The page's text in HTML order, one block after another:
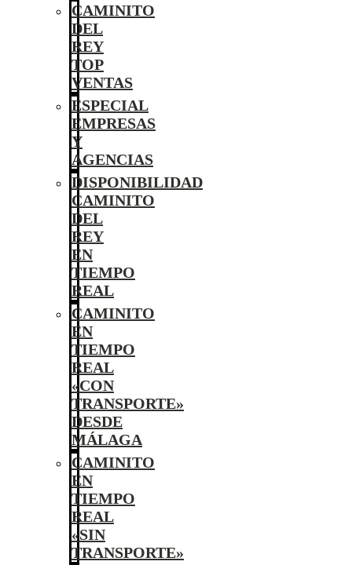
CAMINITO
DEL
REY
TOP
VENTAS
ESPECIAL
EMPRESAS
Y
AGENCIAS
DISPONIBILIDAD
CAMINITO
DEL
REY
EN
TIEMPO
REAL
CAMINITO
EN
TIEMPO
REAL
«CON
TRANSPORTE»
DESDE
MÁLAGA
CAMINITO
EN
TIEMPO
REAL
«SIN
TRANSPORTE»